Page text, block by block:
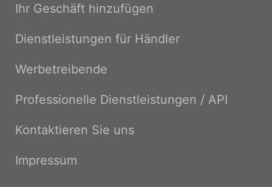
Ihr Geschäft hinzufügen
Dienstleistungen für Händler
Werbetreibende
Professionelle Dienstleistungen / API
Kontaktieren Sie uns
Impressum